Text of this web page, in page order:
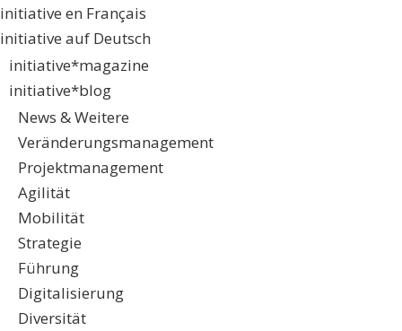
initiative en Français
initiative auf Deutsch
initiative*magazine
initiative*blog
News & Weitere
Veränderungsmanagement
Projektmanagement
Agilität
Mobilität
Strategie
Führung
Digitalisierung
Diversität